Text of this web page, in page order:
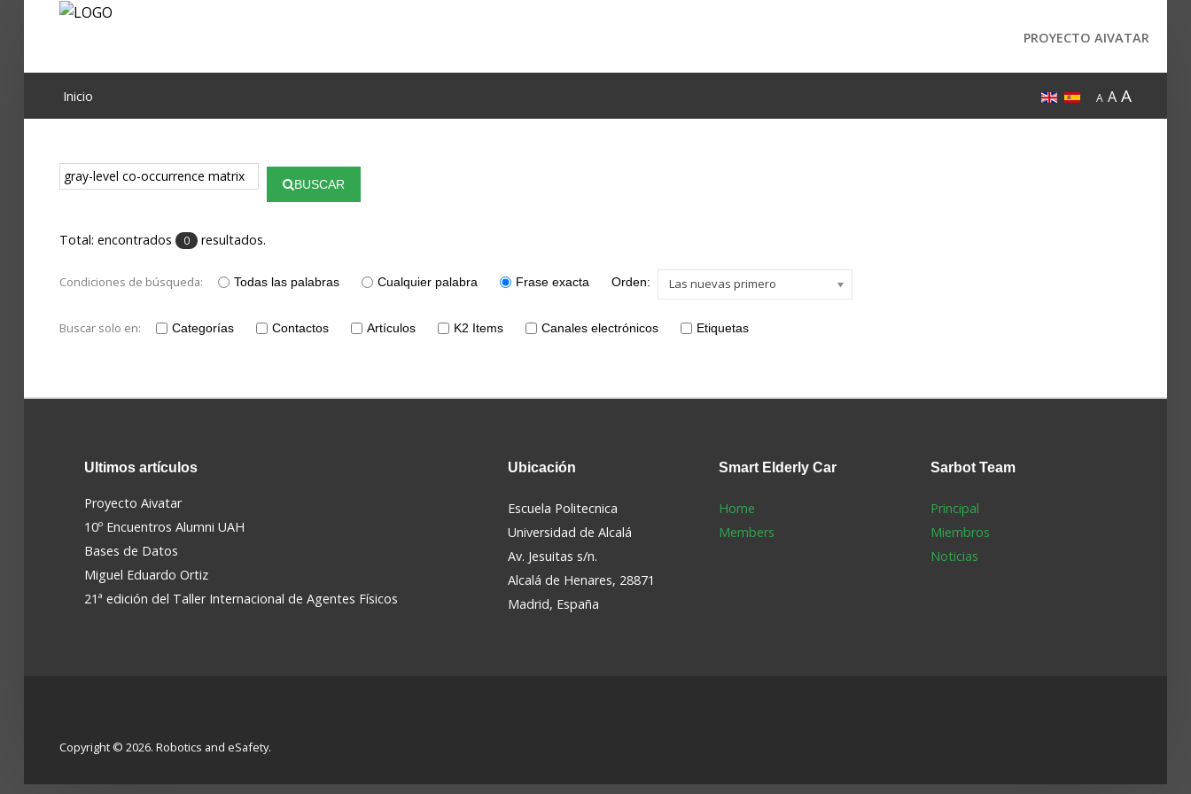
Proyecto Aivatar
PROYECTO AIVATAR
Inicio A A A
BUSCAR
Total: encontrados 0 resultados.
Condiciones de búsqueda: Todas las palabras Cualquier palabra Frase exacta Orden: Las nuevas primero
Buscar solo en: Categorías Contactos Artículos K2 Items Canales electrónicos Etiquetas
Ultimos artículos
Proyecto Aivatar
10º Encuentros Alumni UAH
Bases de Datos
Miguel Eduardo Ortiz
21ª edición del Taller Internacional de Agentes Físicos
Ubicación
Escuela Politecnica
Universidad de Alcalá
Av. Jesuitas s/n.
Alcalá de Henares, 28871
Madrid, España
Smart Elderly Car
Home
Members
SarbotTeam
Principal
Miembros
Noticias
Copyright © 2026. Robotics and eSafety.